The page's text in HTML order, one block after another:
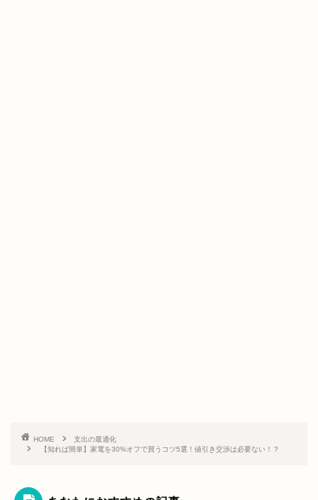
HOME
支出の最適化
【知れば簡単】家電を30%オフで買うコツ5選！値引き交渉は必要ない！？